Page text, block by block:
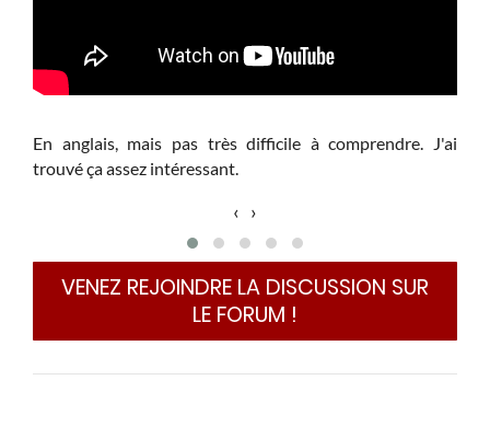
En anglais, mais pas très difficile à comprendre. J'ai
trouvé ça assez intéressant.
‹ ›
VENEZ REJOINDRE LA DISCUSSION SUR
LE FORUM !